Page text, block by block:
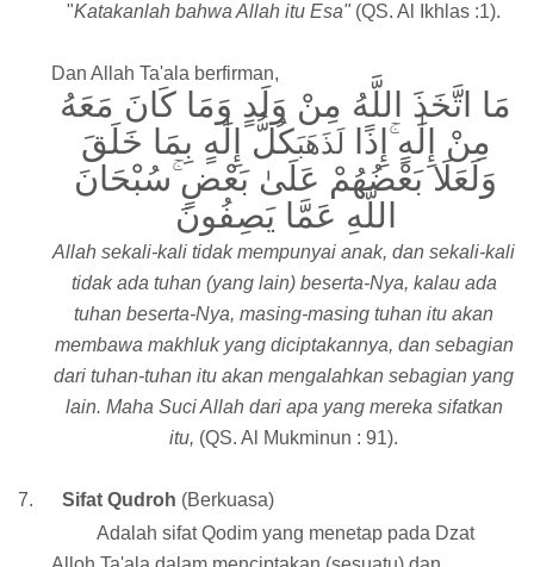
"Katakanlah bahwa Allah itu Esa" (QS. Al Ikhlas :1).
Dan Allah Ta'ala berfirman,
مَا اتَّخَذَ اللَّهُ مِنْ وَلَدٍ وَمَا كَانَ مَعَهُ
مِنْ إِلَٰهٍ ۚإِذًالَذَهَبَكُلُّ إِلَٰهٍ بِمَا خَلَقَ
وَلَعَلَا بَعْضُهُمْ عَلَىٰ بَعْضٍ ۚسُبْحَانَ
اللَّهِ عَمَّا يَصِفُونَ
Allah sekali-kali tidak mempunyai anak, dan sekali-kali
tidak ada tuhan (yang lain) beserta-Nya, kalau ada
tuhan beserta-Nya, masing-masing tuhan itu akan
membawa makhluk yang diciptakannya, dan sebagian
dari tuhan-tuhan itu akan mengalahkan sebagian yang
lain. Maha Suci Allah dari apa yang mereka sifatkan
itu, (QS. Al Mukminun : 91).
7. Sifat Qudroh (Berkuasa)
Adalah sifat Qodim yang menetap pada Dzat